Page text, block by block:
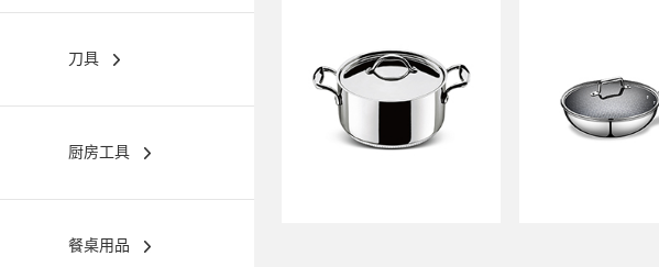
刀具
厨房工具
餐桌用品